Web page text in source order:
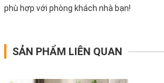
phù hợp với phòng khách nhà bạn!
SẢN PHẨM LIÊN QUAN